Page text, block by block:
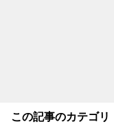
この記事のカテゴリ